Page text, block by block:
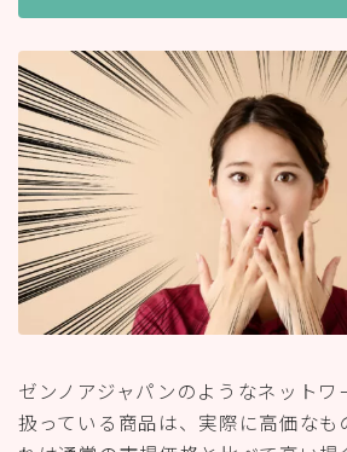
ゼンノアジャパンのようなネットワ
扱っている商品は、実際に高価な